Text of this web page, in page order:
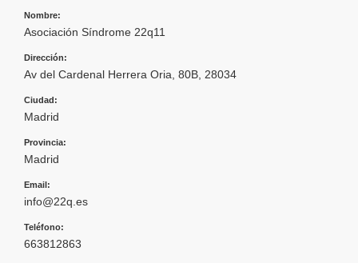
Nombre:
Asociación Síndrome 22q11
Dirección:
Av del Cardenal Herrera Oria, 80B, 28034
Ciudad:
Madrid
Provincia:
Madrid
Email:
info@22q.es
Teléfono:
663812863